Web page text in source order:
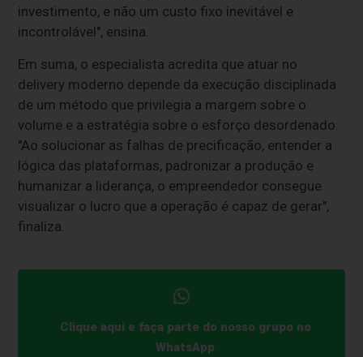
investimento, e não um custo fixo inevitável e
incontrolável", ensina.
Em suma, o especialista acredita que atuar no
delivery moderno depende da execução disciplinada
de um método que privilegia a margem sobre o
volume e a estratégia sobre o esforço desordenado.
"Ao solucionar as falhas de precificação, entender a
lógica das plataformas, padronizar a produção e
humanizar a liderança, o empreendedor consegue
visualizar o lucro que a operação é capaz de gerar",
finaliza.
Clique aqui e faça parte do nosso grupo no
WhatsApp